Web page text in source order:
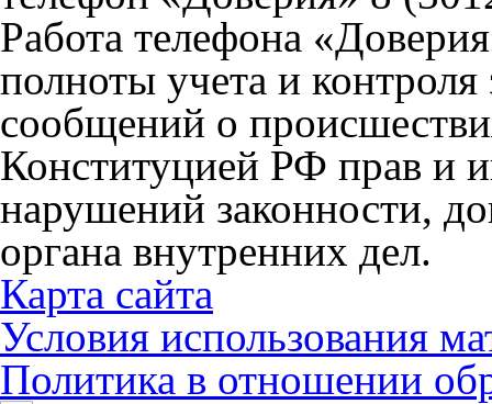
Работа телефона
полноты учета и
сообщений о
Конституцией РФ прав и
нарушений законности,
органа внутренних дел.
Карта сайта
Условия использования
Политика в отношении